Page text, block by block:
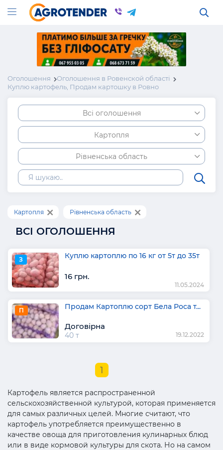
Оголошення
Оголошення в Ровенской області
Куплю картофель, Продам картошку в Ровно
Всі оголошення
Картопля
Рівненська область
Картопля Рівненська область
ВСІ ОГОЛОШЕННЯ
З Куплю картоплю по 16 кг от 5т до 35т
16 грн.
11.05.2024
П Продам Картоплю сорт Бела Роса т...
Договірна
40 т 19.12.2022
1
Картофель является распространенной
сельскохозяйственной культурой, которая применяется
для самых различных целей. Многие считают, что
картофель употребляется преимущественно в
качестве овоща для приготовления кулинарных блюд
или в виде кормовой культуры для скота. Но на самом